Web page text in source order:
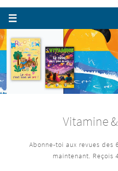
Vitamine
Abonne-toi aux revues des
maintenant. Reçois